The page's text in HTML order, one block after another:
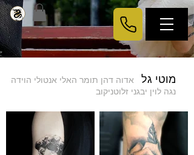
מוטי גל אדוה דהן תומר האלי אנטולי הוידה
נגה לוין יבגני זלוטניקוב